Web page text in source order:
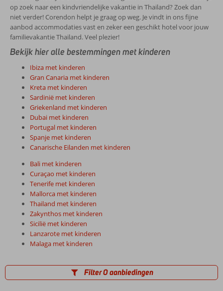
op zoek naar een kindvriendelijke vakantie in Thailand? Zoek dan
niet verder! Corendon helpt je graag op weg. Je vindt in ons fijne
aanbod accommodaties vast en zeker een geschikt hotel voor jouw
familievakantie Thailand. Veel plezier!
Bekijk hier alle bestemmingen met kinderen
Ibiza met kinderen
Gran Canaria met kinderen
Kreta met kinderen
Sardinië met kinderen
Griekenland met kinderen
Dubai met kinderen
Portugal met kinderen
Spanje met kinderen
Canarische Eilanden met kinderen
Bali met kinderen
Curaçao met kinderen
Tenerife met kinderen
Mallorca met kinderen
Thailand met kinderen
Zakynthos met kinderen
Sicilië met kinderen
Lanzarote met kinderen
Malaga met kinderen
Filter 0 aanbiedingen